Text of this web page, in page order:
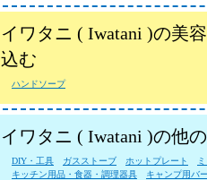
イワタニ ( Iwatani )の美
込む
ハンドソープ
イワタニ ( Iwatani )の他
DIY・工具 ガスストーブ ホットプレート
キッチン用品・食器・調理器具
キャンプ用バ